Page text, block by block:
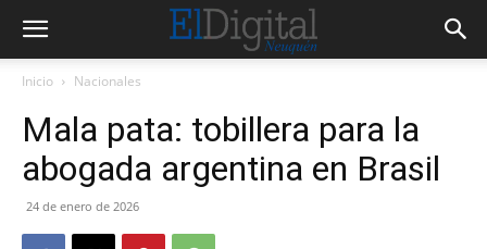
Inicio Nacionales
Mala pata: tobillera para la
abogada argentina en Brasil
24 de enero de 2026